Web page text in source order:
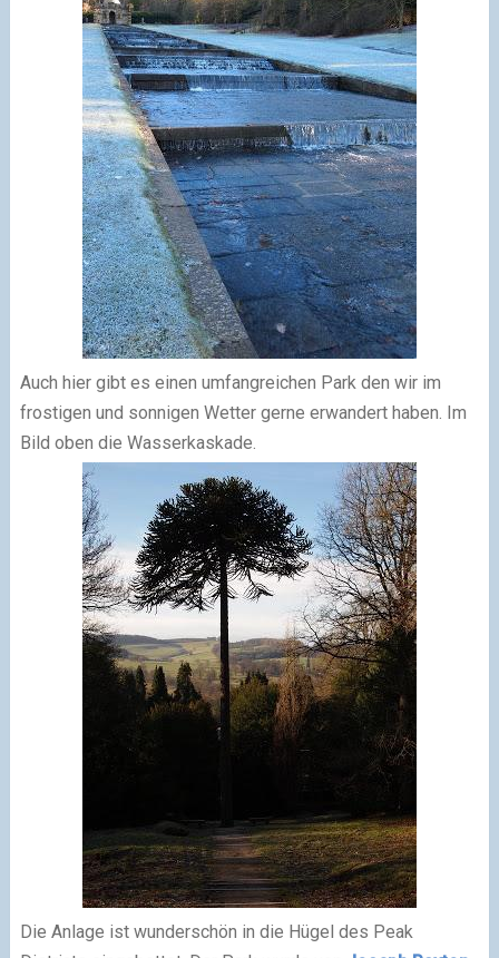
Auch hier gibt es einen umfangreichen Park den wir im
frostigen und sonnigen Wetter gerne erwandert haben. Im
Bild oben die Wasserkaskade.
Die Anlage ist wunderschön in die Hügel des Peak